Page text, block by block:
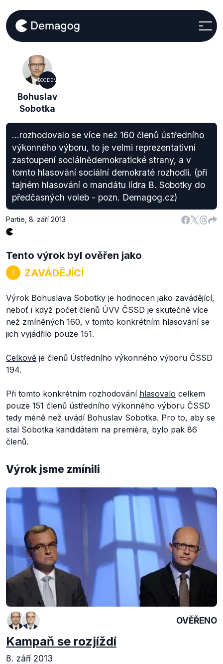
SOCDEM
Bohuslav
Sobotka
...rozhodovalo se více než 160 členů ústředního
výkonného výboru, to je velmi reprezentativní
zastoupení sociálnědemokratické strany, a v
tomto hlasování sociální demokraté rozhodli. (při
tajném hlasování o mandátu lídra B. Sobotky do
předčasných voleb - pozn. Demagog.cz)
Partie 8. září 2013
Tento výrok byl ověřen jako
ZAVÁDĚJÍCÍ
Výrok Bohuslava Sobotky je hodnocen jako zavádějící,
neboť i když počet členů ÚVV ČSSD je skutečně více
než zmíněných 160, v tomto konkrétním hlasování se
jich vyjádřilo pouze 151.
Celkově je členů Ústředního výkonného výboru ČSSD
194.
Při tomto konkrétním rozhodování hlasovalo celkem
pouze 151 členů ústředního výkonného výboru ČSSD
tedy méně než uvádí Bohuslav Sobotka. Pro to, aby se
stal Sobotka kandidátem na premiéra, bylo pak 86
členů.
Výrok jsme zmínili
OVĚŘENO
Kampaň se rozjíždí
8. září 2013